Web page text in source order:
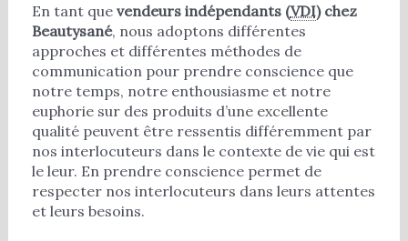
En tant que vendeurs indépendants (VDI) chez
Beautysané, nous adoptons différentes
approches et différentes méthodes de
communication pour prendre conscience que
notre temps, notre enthousiasme et notre
euphorie sur des produits d’une excellente
qualité peuvent être ressentis différemment par
nos interlocuteurs dans le contexte de vie qui est
le leur. En prendre conscience permet de
respecter nos interlocuteurs dans leurs attentes
et leurs besoins.